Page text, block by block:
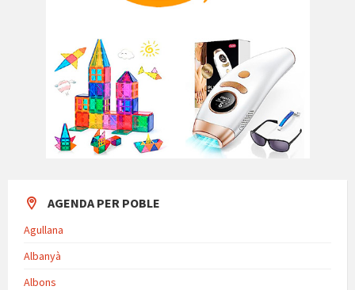
AGENDA PER POBLE
Agullana
Albanyà
Albons